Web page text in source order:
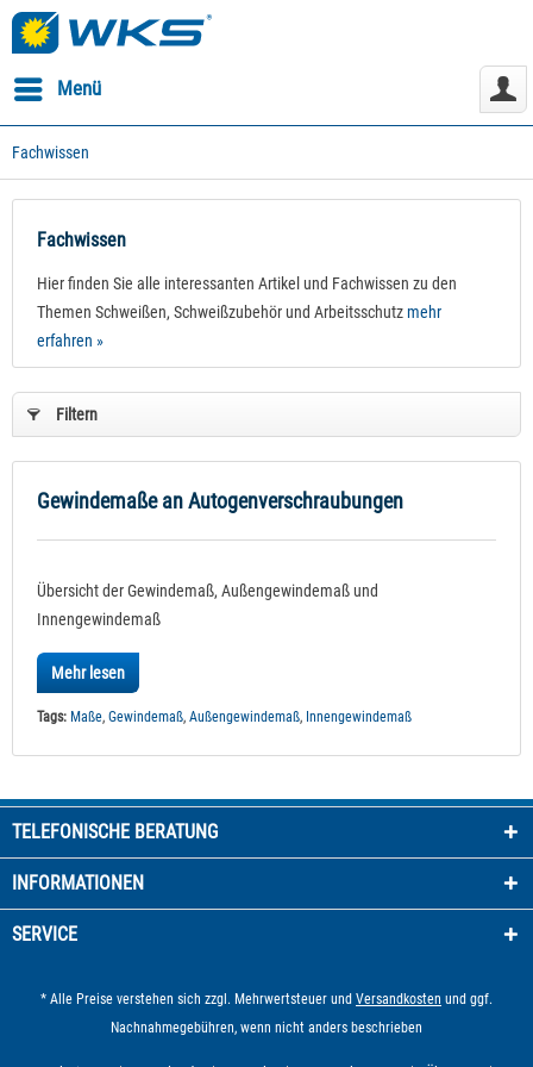
Menü
Fachwissen
Fachwissen
Hier finden Sie alle interessanten Artikel und Fachwissen zu den
Themen Schweißen, Schweißzubehör und Arbeitsschutzmehr
erfahren »
Filtern
Gewindemaße an Autogenverschraubungen
Übersicht der Gewindemaß, Außengewindemaß und
Innengewindemaß
Mehr lesen
Tags: Maße, Gewindemaß, Außengewindemaß, Innengewindemaß
TELEFONISCHE BERATUNG
INFORMATIONEN
SERVICE
* Alle Preise verstehen sich zzgl. Mehrwertsteuer und Versandkosten und ggf.
Nachnahmegebühren, wenn nicht anders beschrieben